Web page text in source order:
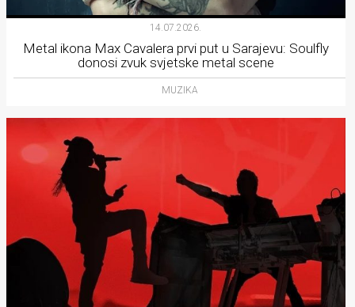
14.07.2026.
Metal ikona Max Cavalera prvi put u Sarajevu: Soulfly
donosi zvuk svjetske metal scene
MUZIKA